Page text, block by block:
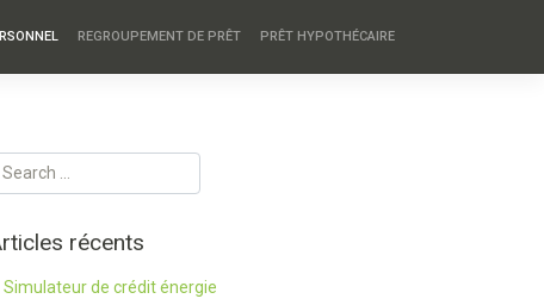
REGROUPEMENT DE PRÊT PRÊT HYPOTHÉCAIRE
récents
Simulateur de crédit énergie